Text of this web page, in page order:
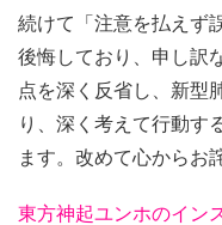
続けて「注意を払えず
後悔しており、申し訳
点を深く反省し、新型
り、深く考えて行動す
ます。改めて心からお
東方神起ユンホのイン